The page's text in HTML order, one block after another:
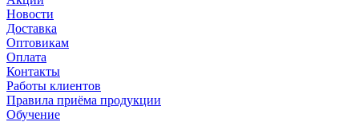
Новости
Доставка
Оптовикам
Оплата
Контакты
Работы клиентов
Правила приёма продукции
Обучение